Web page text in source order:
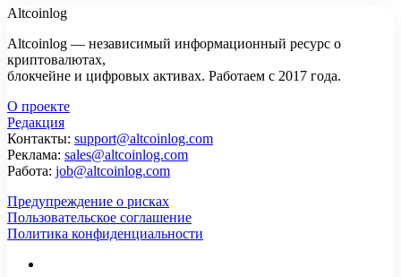
Altcoinlog
Altcoinlog — независимый информационный ресурс о
криптовалютах,
блокчейне и цифровых активах. Работаем с 2017 года.
О проекте
Редакция
Контакты: support@altcoinlog.com
Реклама: sales@altcoinlog.com
Работа: job@altcoinlog.com
Предупреждение о рисках
Пользовательское соглашение
Политика конфиденциальности